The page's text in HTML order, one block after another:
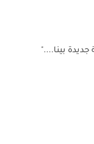
جديدة بينا...."